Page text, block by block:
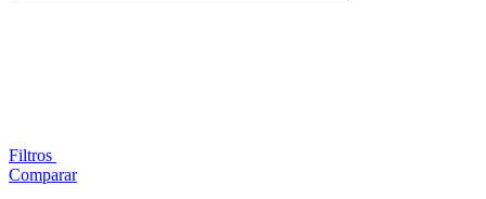
Filtros
Comparar